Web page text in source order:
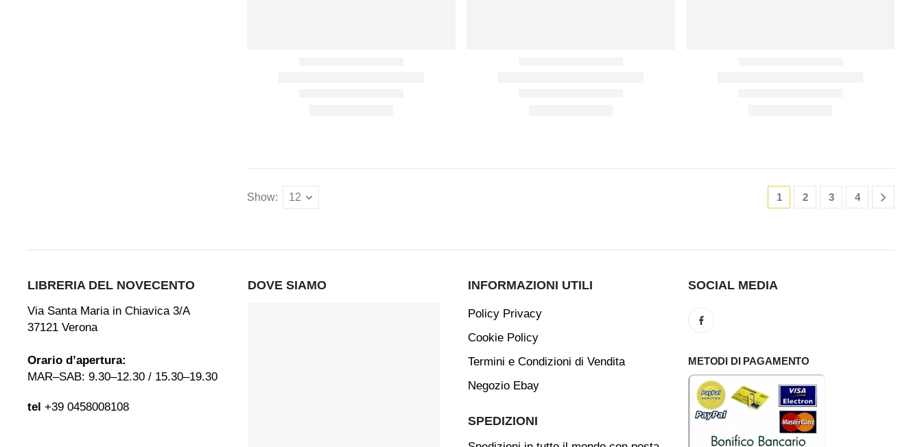
Show: 1 2 3 4
LIBRERIA DEL NOVECENTO
Via Santa Maria in Chiavica 3/A
37121 Verona
Orario d’apertura:
MAR–SAB: 9.30–12.30 / 15.30–19.30
tel +39 0458008108
DOVE SIAMO INFORMAZIONI UTILI
Policy Privacy
Cookie Policy
Termini e Condizioni di Vendita
Negozio Ebay
SPEDIZIONI
SOCIAL MEDIA
METODI DI PAGAMENTO